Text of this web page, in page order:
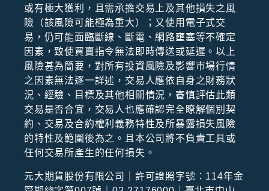
或有極⼤獲利，且需承擔交易上及其他損失之風
險（該風險可能極為重⼤）；⼜使⽤電⼦式交
易，仍可能⾯臨斷線、斷電、網路壅塞等不確定
因素，致使買賣指令無法即時傳送或延遲。以上
風險甚為簡要，對所有投資風險及影響市場⾏情
之因素無法逐⼀詳述，交易⼈應依⾃⾝之財務狀
況、經驗、⽬標及其他相關情況，審慎評估此類
交易是否合宜，交易⼈也應確認完全瞭解個別契
約、交易及合約權利義務特性及所暴露損失風險
的特性及範圍後為之。且本公司將不負責⼯具或
任何交易所產⽣的任何損失。
元大期貨股份有限公司｜許可證照字號：114年金